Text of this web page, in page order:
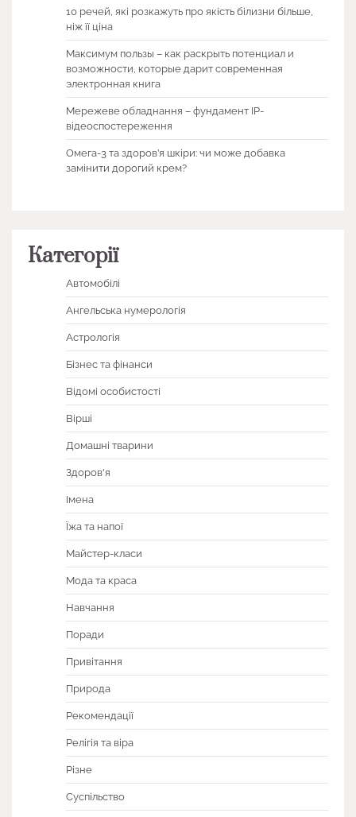
10 речей, які розкажуть про якість білизни більше,
ніж її ціна
Максимум пользы – как раскрыть потенциал и
возможности, которые дарит современная
электронная книга
Мережеве обладнання – фундамент IP-
відеоспостереження
Омега-3 та здоров’я шкіри: чи може добавка
замінити дорогий крем?
Категорії
Автомобілі
Ангельська нумерологія
Астрологія
Бізнес та фінанси
Відомі особистості
Вірші
Домашні тварини
Здоров'я
Імена
Їжа та напої
Майстер-класи
Мода та краса
Навчання
Поради
Привітання
Природа
Рекомендації
Релігія та віра
Різне
Суспільство